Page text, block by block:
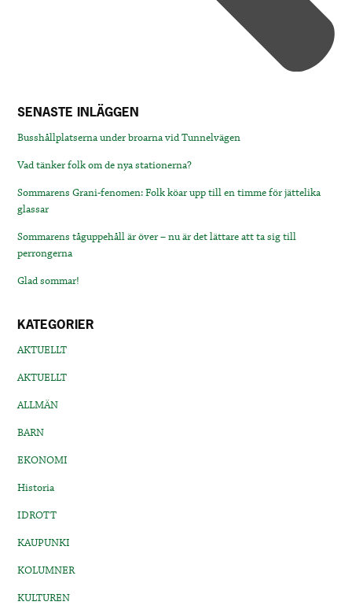
SENASTE INLÄGGEN
Busshållplatserna under broarna vid Tunnelvägen
Vad tänker folk om de nya stationerna?
Sommarens Grani-fenomen: Folk köar upp till en timme för jättelika
glassar
Sommarens tåguppehåll är över – nu är det lättare att ta sig till
perrongerna
Glad sommar!
KATEGORIER
AKTUELLT
AKTUELLT
ALLMÄN
BARN
EKONOMI
Historia
IDROTT
KAUPUNKI
KOLUMNER
KULTUREN